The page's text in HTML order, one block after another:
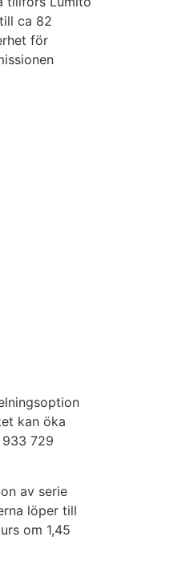
ca 82
för
kan öka
729
av serie
löper till
om 1,45